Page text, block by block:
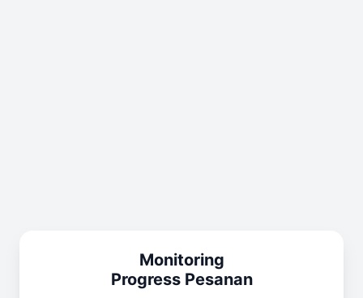
Monitoring
Progress Pesanan